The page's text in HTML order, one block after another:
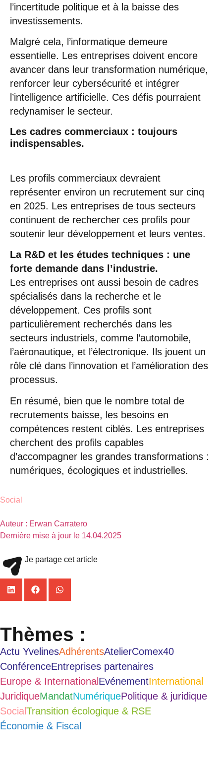
l’incertitude politique et à la baisse des
investissements.
Malgré cela, l’informatique demeure
essentielle. Les entreprises doivent encore
avancer dans leur transformation numérique,
renforcer leur cybersécurité et intégrer
l’intelligence artificielle. Ces défis pourraient
redynamiser le secteur.
Les cadres commerciaux : toujours
indispensables.
Les profils commerciaux devraient
représenter environ un recrutement sur cinq
en 2025. Les entreprises de tous secteurs
continuent de rechercher ces profils pour
soutenir leur développement et leurs ventes.
La R&D et les études techniques : une
forte demande dans l’industrie.
Les entreprises ont aussi besoin de cadres
spécialisés dans la recherche et le
développement. Ces profils sont
particulièrement recherchés dans les
secteurs industriels, comme l’automobile,
l’aéronautique, et l’électronique. Ils jouent un
rôle clé dans l’innovation et l’amélioration des
processus.
En résumé, bien que le nombre total de
recrutements baisse, les besoins en
compétences restent ciblés. Les entreprises
cherchent des profils capables
d’accompagner les grandes transformations :
numériques, écologiques et industrielles.
Social
Auteur : Erwan Carratero
Dernière mise à jour le 14.04.2025
Je partage cet article
Thèmes :
Actu YvelinesAdhérentsAtelierComex40
ConférenceEntreprises partenaires
Europe & International EvénementInternational
JuridiqueMandatNumériquePolitique & juridique
SocialTransition écologique & RSE
Économie & Fiscal